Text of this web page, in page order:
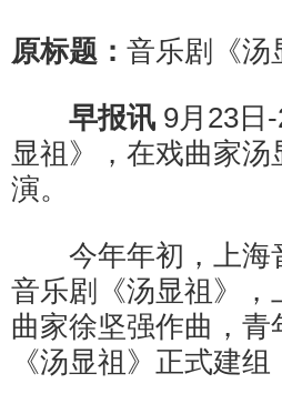
原标题： 音乐剧《汤
早报讯 9月23日
显祖》，在戏曲家
演。
今年年初，上海
音乐剧《汤显祖》
曲家徐坚强作曲，
《汤显祖》正式建